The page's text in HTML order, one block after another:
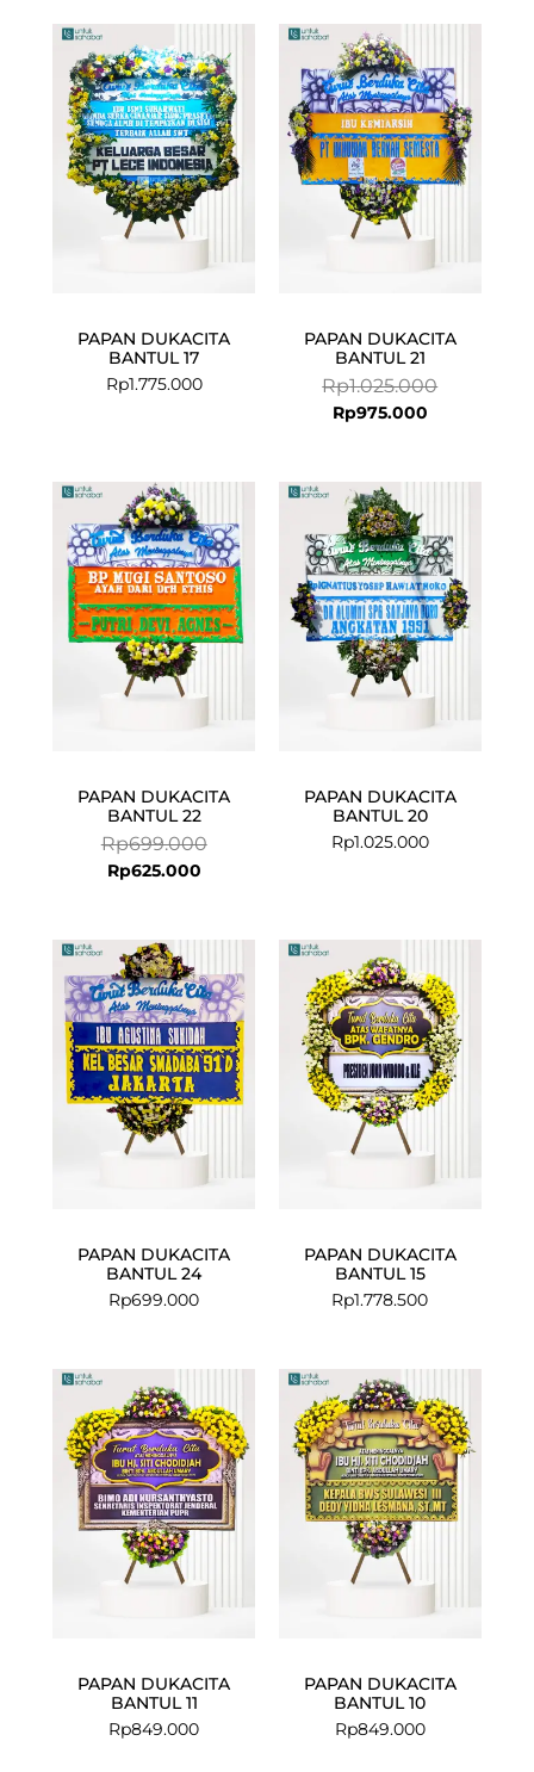
PAPAN DUKACITA
BANTUL 17
Rp1.775.000
PAPAN DUKACITA
BANTUL 21
Rp1.025.000
was:
Rp975.000
is:
Rp975.000.
PAPAN DUKACITA
BANTUL 22
Rp699.000
price
was:
Rp699.000.
Rp625.000
price
is:
Rp625.000.
PAPAN DUKACITA
BANTUL 20
Rp1.025.000
PAPAN DUKACITA
BANTUL 24
Rp699.000
PAPAN DUKACITA
BANTUL 15
Rp1.778.500
PAPAN DUKACITA
BANTUL 11
Rp849.000
PAPAN DUKACITA
BANTUL 10
Rp849.000